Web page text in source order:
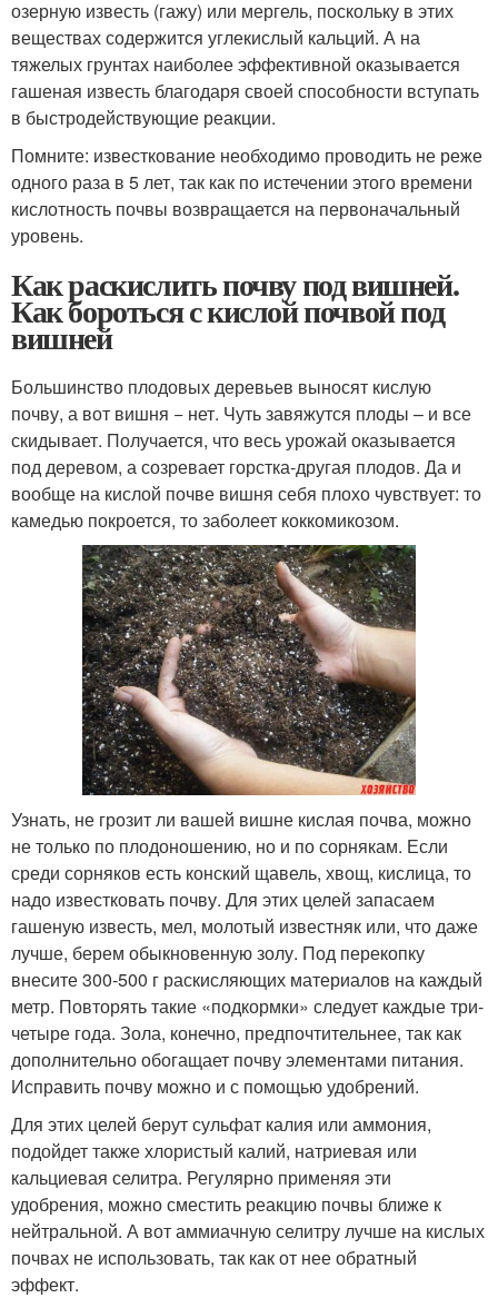
озерную известь (гажу) или мергель, поскольку в этих
веществах содержится углекислый кальций. А на
тяжелых грунтах наиболее эффективной оказывается
гашеная известь благодаря своей способности вступать
в быстродействующие реакции.
Помните: известкование необходимо проводить не реже
одного раза в 5 лет, так как по истечении этого времени
кислотность почвы возвращается на первоначальный
уровень.
Как раскислить почву под вишней.
Как бороться с кислой почвой под
вишней
Большинство плодовых деревьев выносят кислую
почву, а вот вишня − нет. Чуть завяжутся плоды – и все
скидывает. Получается, что весь урожай оказывается
под деревом, а созревает горстка-другая плодов. Да и
вообще на кислой почве вишня себя плохо чувствует: то
камедью покроется, то заболеет коккомикозом.
Узнать, не грозит ли вашей вишне кислая почва, можно
не только по плодоношению, но и по сорнякам. Если
среди сорняков есть конский щавель, хвощ, кислица, то
надо известковать почву. Для этих целей запасаем
гашеную известь, мел, молотый известняк или, что даже
лучше, берем обыкновенную золу. Под перекопку
внесите 300-500 г раскисляющих материалов на каждый
метр. Повторять такие «подкормки» следует каждые три-
четыре года. Зола, конечно, предпочтительнее, так как
дополнительно обогащает почву элементами питания.
Исправить почву можно и с помощью удобрений.
Для этих целей берут сульфат калия или аммония,
подойдет также хлористый калий, натриевая или
кальциевая селитра. Регулярно применяя эти
удобрения, можно сместить реакцию почвы ближе к
нейтральной. А вот аммиачную селитру лучше на кислых
почвах не использовать, так как от нее обратный
эффект.